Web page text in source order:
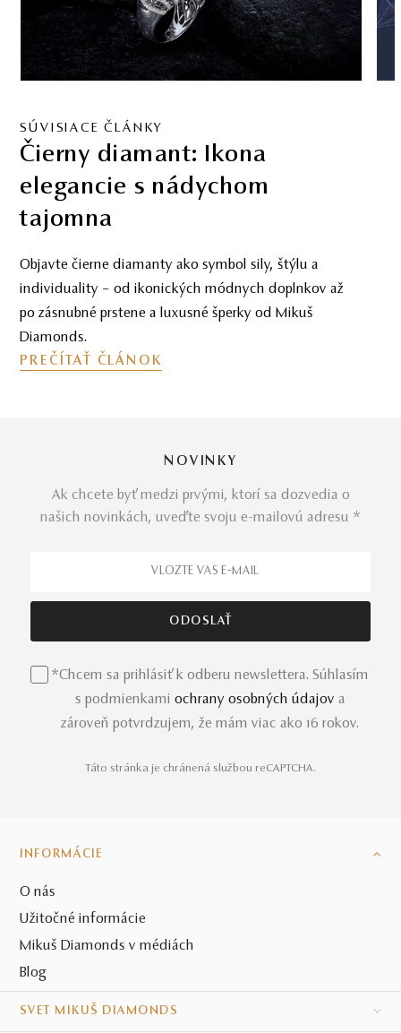
SÚVISIACE ČLÁNKY
Čierny diamant: Ikona
elegancie s nádychom
tajomna
Objavte čierne diamanty ako symbol sily, štýlu a
individuality – od ikonických módnych doplnkov až
po zásnubné prstene a luxusné šperky od Mikuš
Diamonds.
PREČÍTAŤ ČLÁNOK
NOVINKY
Ak chcete byť medzi prvými, ktorí sa dozvedia o
našich novinkách, uveďte svoju e-mailovú adresu *
*Chcem sa prihlásiť k odberu newslettera. Súhlasím
s podmienkami ochrany osobných údajov a
zároveň potvrdzujem, že mám viac ako 16 rokov.
Táto stránka je chránená službou reCAPTCHA.
INFORMÁCIE
O nás
Užitočné informácie
Mikuš Diamonds v médiách
Blog
SVET MIKUŠ DIAMONDS